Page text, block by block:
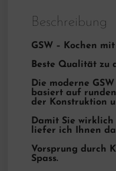
Beschreibung
GSW – Kochen mit
Beste Qualität zu
Die moderne
basiert auf
der Konstruktion
Damit Sie wirklich
liefer ich Ihnen
Vorsprung durch
Spass.